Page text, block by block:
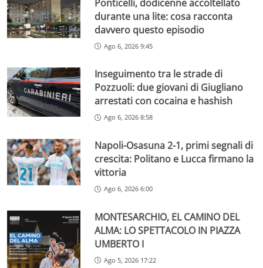
Ponticelli, dodicenne accoltellato
durante una lite: cosa racconta
davvero questo episodio
Ago 6, 2026 9:45
Inseguimento tra le strade di
Pozzuoli: due giovani di Giugliano
arrestati con cocaina e hashish
Ago 6, 2026 8:58
Napoli-Osasuna 2-1, primi segnali di
crescita: Politano e Lucca firmano la
vittoria
Ago 6, 2026 6:00
MONTESARCHIO, EL CAMINO DEL
ALMA: LO SPETTACOLO IN PIAZZA
UMBERTO I
Ago 5, 2026 17:22